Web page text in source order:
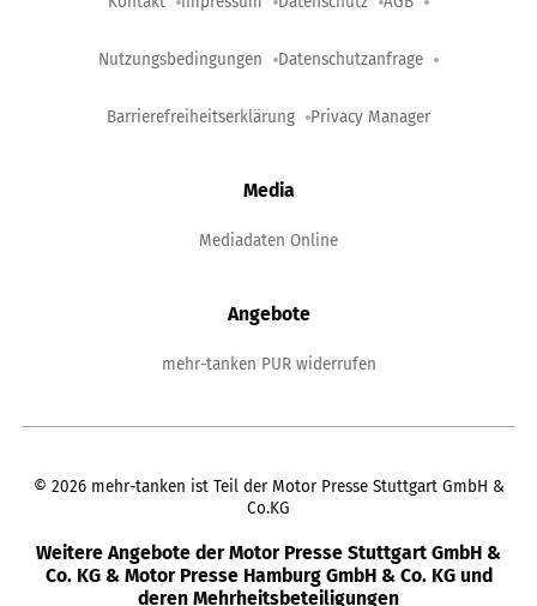
Nutzungsbedingungen Datenschutzanfrage
Barrierefreiheitserklärung Privacy Manager
Media
Mediadaten Online
Angebote
mehr-tanken PUR widerrufen
© 2026 mehr-tanken ist Teil der Motor Presse Stuttgart GmbH &
Co.KG
Weitere Angebote der Motor Presse Stuttgart GmbH &
Co. KG & Motor Presse Hamburg GmbH & Co. KG und
deren Mehrheitsbeteiligungen